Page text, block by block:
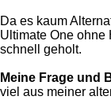
Da es kaum
Ultimate One ohne
schnell geholt.
Meine Frage und
viel aus meiner